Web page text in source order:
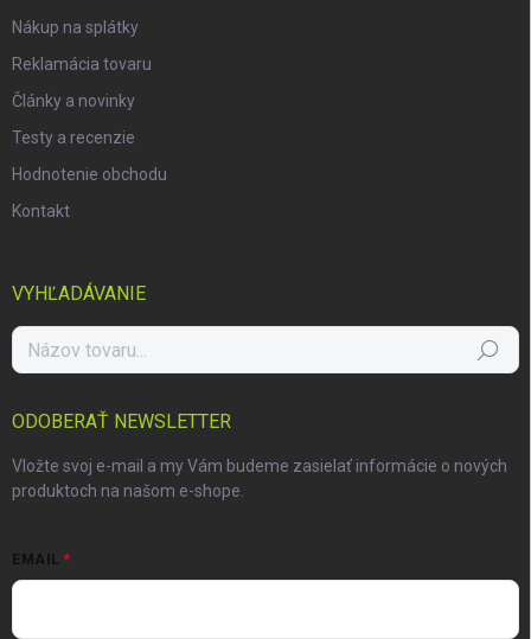
Nákup na splátky
Reklamácia tovaru
Články a novinky
Testy a recenzie
Hodnotenie obchodu
Kontakt
VYHĽADÁVANIE
Hľadať
ODOBERAŤ NEWSLETTER
Vložte svoj e-mail a my Vám budeme zasielať informácie o nových
produktoch na našom e-shope.
EMAIL